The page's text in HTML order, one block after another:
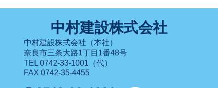
中村建設株式会社
中村建設株式会社（本社）
奈良市三条大路1丁目1番48号
TEL 0742-33-1001（代）
FAX 0742-35-4455